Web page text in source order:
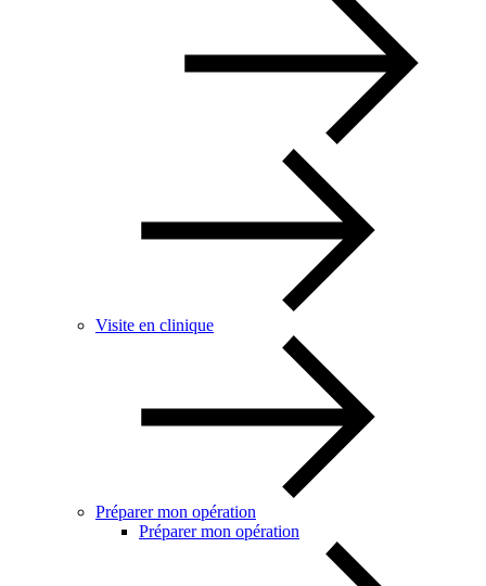
Visite en clinique
Préparer mon opération
Préparer mon opération